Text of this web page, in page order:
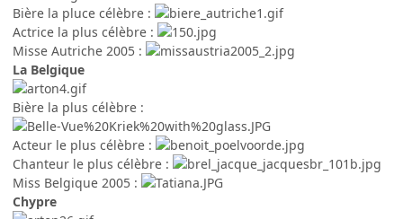
Bière la pluce célèbre :
Actrice la plus célèbre :
Misse Autriche 2005 :
La Belgique
Bière la plus célèbre :
Acteur le plus célèbre :
Chanteur le plus célèbre :
Miss Belgique 2005 :
Chypre